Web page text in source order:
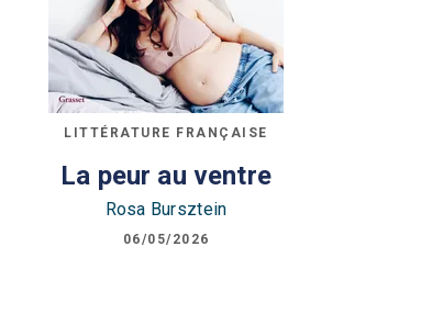
LITTÉRATURE FRANÇAISE
La peur au ventre
Rosa Bursztein
06/05/2026